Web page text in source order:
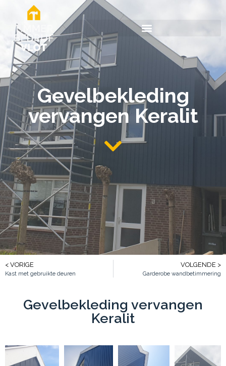
Gevelbekleding
vervangen Keralit
< VORIGE
Kast met gebruikte deuren
VOLGENDE >
Garderobe wandbetimmering
Gevelbekleding vervangen
Keralit